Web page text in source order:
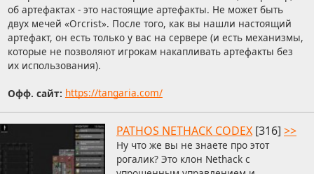
об артефактах - это настоящие артефакты. Не может быть
двух мечей «Orcrist». После того, как вы нашли настоящий
артефакт, он есть только у вас на сервере (и есть механизмы,
которые не позволяют игрокам накапливать артефакты без
их использования).
Офф. сайт: https://tangaria.com/
PATHOS NETHACK CODEX [316] >>
Ну что же вы не знаете про этот
рогалик? Это клон Nethack с